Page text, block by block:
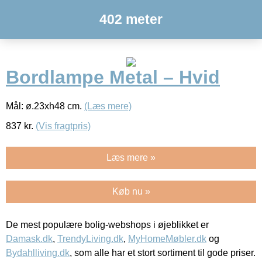
402 meter
Bordlampe Metal – Hvid
Mål: ø.23xh48 cm. (Læs mere)
837 kr. (Vis fragtpris)
Læs mere »
Køb nu »
De mest populære bolig-webshops i øjeblikket er
Damask.dk, TrendyLiving.dk, MyHomeMøbler.dk og
Bydahlliving.dk, som alle har et stort sortiment til gode priser.